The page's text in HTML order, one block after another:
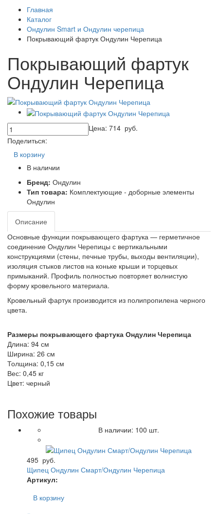
Главная
Каталог
Ондулин Smart и Ондулин черепица
Покрывающий фартук Ондулин Черепица
Покрывающий фартук
Ондулин Черепица
Цена: 714 руб.
Поделиться:
В корзину
В наличии
Бренд: Ондулин
Тип товара: Комплектующие - доборные элементы
Ондулин
Описание
Основные функции покрывающего фартука — герметичное
соединение Ондулин Черепицы с вертикальными
конструкциями (стены, печные трубы, выходы вентиляции),
изоляция стыков листов на коньке крыши и торцевых
примыканий. Профиль полностью повторяет волнистую
форму кровельного материала.
Кровельный фартук производится из полипропилена черного
цвета.
Размеры покрывающего фартука Ондулин Черепица
Длина: 94 см
Ширина: 26 см
Толщина: 0,15 см
Вес: 0,45 кг
Цвет: черный
Похожие товары
В наличии: 100 шт.
495 руб.
Щипец Ондулин Смарт/Ондулин Черепица
Артикул:
В корзину